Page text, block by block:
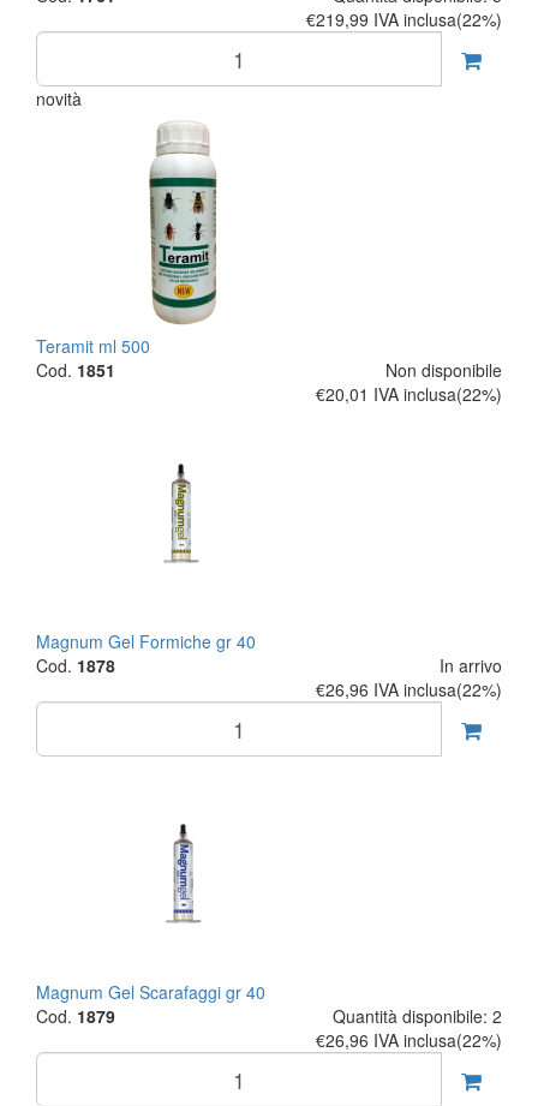
€219,99 IVA inclusa(22%)
novità
Teramit ml 500
Cod. 1851
Non disponibile
€20,01 IVA inclusa(22%)
Magnum Gel Formiche gr 40
Cod. 1878
In arrivo
€26,96 IVA inclusa(22%)
Magnum Gel Scarafaggi gr 40
Cod. 1879
Quantità disponibile: 2
€26,96 IVA inclusa(22%)